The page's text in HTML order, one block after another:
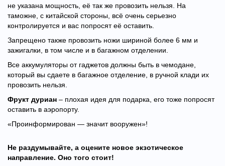
не указана мощность, её так же провозить нельзя. На
таможне, с китайской стороны, всё очень серьезно
контролируется и вас попросят её оставить.
Запрещено также провозить ножи шириной более 6 мм и
зажигалки, в том числе и в багажном отделении.
Все аккумуляторы от гаджетов должны быть в чемодане,
который вы сдаете в багажное отделение, в ручной клади их
провозить нельзя.
Фрукт дуриан – плохая идея для подарка, его тоже попросят
оставить в аэропорту.
«Проинформирован — значит вооружен»!
Не раздумывайте, а оцените новое экзотическое
направление. Оно того стоит!